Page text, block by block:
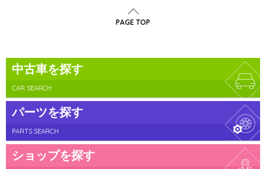
PAGE TOP
中古車を探す
CAR SEARCH
パーツを探す
PARTS SEARCH
ショップを探す